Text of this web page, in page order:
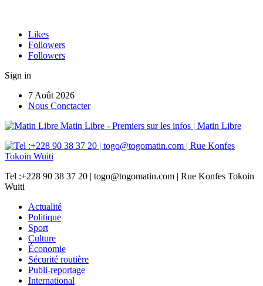
Likes
Followers
Followers
Sign in
7 Août 2026
Nous Conctacter
Matin Libre - Premiers sur les infos | Matin Libre
Tel :+228 90 38 37 20 | togo@togomatin.com | Rue Konfes Tokoin
Wuiti
Actualité
Politique
Sport
Culture
Économie
Sécurité routière
Publi-reportage
International